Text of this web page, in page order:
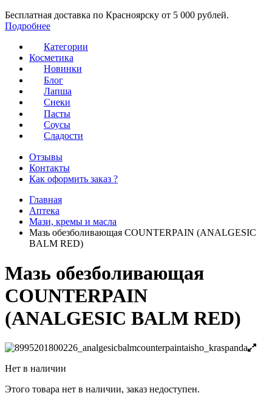
Бесплатная доставка по Красноярску от 5 000 рублей.
Подробнее
Категории
Косметика
Новинки
Блог
Лапша
Снеки
Пасты
Соусы
Сладости
Отзывы
Контакты
Как оформить заказ ?
Главная
Аптека
Мази, кремы и масла
Мазь обезболивающая COUNTERPAIN (ANALGESIC
BALM RED)
Мазь обезболивающая
COUNTERPAIN
(ANALGESIC BALM RED)
Нет в наличии
Этого товара нет в наличии, заказ недоступен.